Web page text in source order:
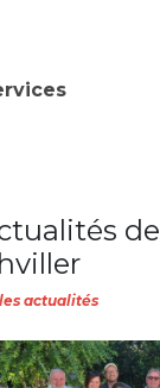
de
actualités